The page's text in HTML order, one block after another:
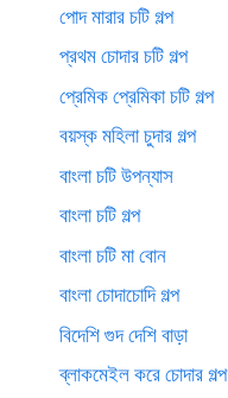
পোদ মারার চটি গল্প
প্রথম চোদার চটি গল্প
প্রেমিক প্রেমিকা চটি গল্প
বয়স্ক মহিলা চুদার গল্প
বাংলা চটি উপন্যাস
বাংলা চটি গল্প
বাংলা চটি মা বোন
বাংলা চোদাচোদি গল্প
বিদেশি গুদ দেশি বাড়া
ব্লাকমেইল করে চোদার গল্প